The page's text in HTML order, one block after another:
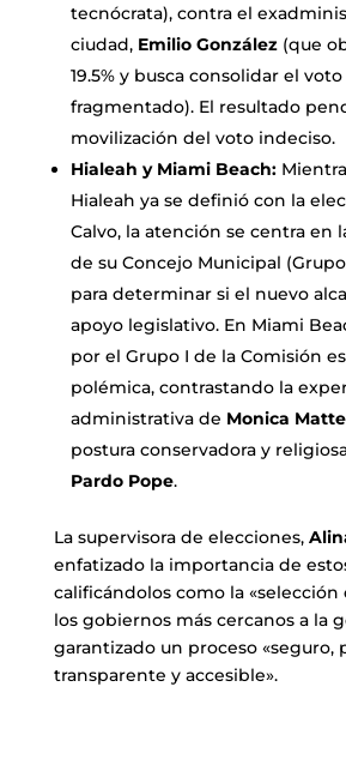
tecnócrata), contra el
ciudad, Emilio González(que
19.5% y busca consolidar el
fragmentado). El resultado
movilización del voto indeciso.
Hialeah y Miami Beach:
Hialeah ya se definió con la
Calvo, la atención se centra en
de su Concejo Municipal
para determinar si el nuevo
apoyo legislativo. En Miami
por el Grupo I de la Comisión
polémica, contrastando la
administrativa de Monica
postura conservadora y
Pardo Pope.
La supervisora de elecciones,
enfatizado la importancia de
calificándolos como la «selección
los gobiernos más cercanos a la
garantizado un proceso «seguro,
transparente y accesible».